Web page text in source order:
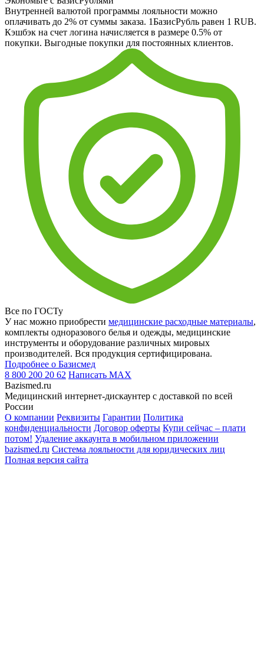
Внутренней валютой программы лояльности можно
оплачивать до 2% от суммы заказа. 1БазисРубль равен 1 RUB.
Кэшбэк на счет логина начисляется в размере 0.5% от
покупки. Выгодные покупки для постоянных клиентов.
Все по ГОСТу
У нас можно приобрести медицинские расходные материалы,
комплекты одноразового белья и одежды, медицинские
инструменты и оборудование различных мировых
производителей. Вся продукция сертифицирована.
Подробнее о Базисмед
8 800 200 20 62 Написать MAX
Bazismed.ru
Медицинский интернет-дискаунтер с доставкой по всей
России
О компании Реквизиты Гарантии Политика
конфиденциальности Договор оферты Купи сейчас – плати
потом! Удаление аккаунта в мобильном приложении
bazismed.ru Система лояльности для юридических лиц
Полная версия сайта